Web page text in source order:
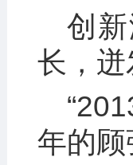
创
长，
年的